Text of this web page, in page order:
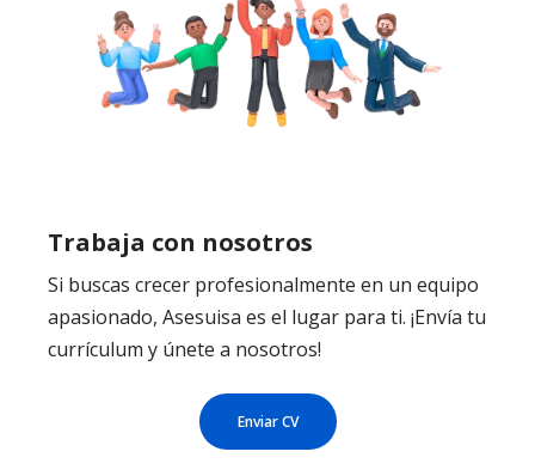
Trabaja con nosotros
Si buscas crecer profesionalmente en un equipo
apasionado, Asesuisa es el lugar para ti. ¡Envía tu
currículum y únete a nosotros!
Enviar CV